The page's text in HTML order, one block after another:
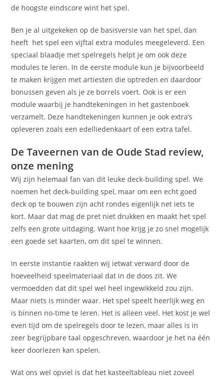
de hoogste eindscore wint het spel.
Ben je al uitgekeken op de basisversie van het spel, dan
heeft het spel een vijftal extra modules meegeleverd. Een
speciaal blaadje met spelregels helpt je om ook deze
modules te leren. In de eerste module kun je bijvoorbeeld
te maken krijgen met artiesten die optreden en daardoor
bonussen geven als je ze borrels voert. Ook is er een
module waarbij je handtekeningen in het gastenboek
verzamelt. Deze handtekeningen kunnen je ook extra’s
opleveren zoals een edelliedenkaart of een extra tafel.
De Taveernen van de Oude Stad review,
onze mening
Wij zijn helemaal fan van dit leuke deck-building spel. We
noemen het deck-building spel, maar om een echt goed
deck op te bouwen zijn acht rondes eigenlijk net iets te
kort. Maar dat mag de pret niet drukken en maakt het spel
zelfs een grote uitdaging. Want hoe krijg je zo snel mogelijk
een goede set kaarten, om dit spel te winnen.
In eerste instantie raakten wij ietwat verward door de
hoeveelheid speelmateriaal dat in de doos zit. We
vermoedden dat dit spel wel heel ingewikkeld zou zijn.
Maar niets is minder waar. Het spel speelt heerlijk weg en
is binnen no-time te leren. Het is alleen veel. Het kost je wel
even tijd om de spelregels door te lezen, maar alles is in
zeer begrijpbare taal opgeschreven, waardoor je het na één
keer doorlezen kan spelen.
Wat ons wel opviel is dat het kasteeltableau niet zoveel